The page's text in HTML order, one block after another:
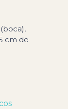
cm de